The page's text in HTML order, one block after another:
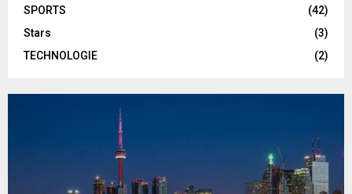
SPORTS
(42)
Stars
(3)
TECHNOLOGIE
(2)